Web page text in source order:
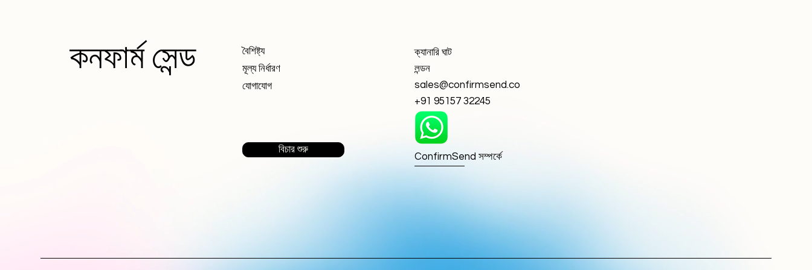
কনফার্ম সেন্ড
বৈশিষ্ট্য
মূল্য নির্ধারণ
যোগাযোগ
বিচার শুরু
ক্যানারি ঘাট
লন্ডন
sales@confirmsend.co
+91 95157 32245
ConfirmSend সম্পর্কে